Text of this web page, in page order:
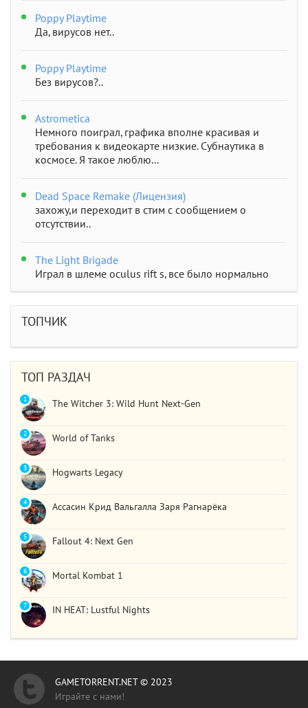
Poppy Playtime
Да, вирусов нет..
Poppy Playtime
Без вирусов?..
Astrometica
Немного поиграл, графика вполне красивая и
требования к видеокарте низкие. Субнаутика в
космосе. Я такое люблю...
Dead Space Remake (Лицензия)
захожу,и переходит в стим с сообщением о
отсутствии..
The Light Brigade
Играл в шлеме oculus rift s, все было нормально
сюжет и..
ТОПЧИК
ТОП РАЗДАЧ
The Witcher 3: Wild Hunt Next-Gen
1
World of Tanks
2
Hogwarts Legacy
3
Ассасин Крид Вальгалла Заря Рагнарёка
4
Fallout 4: Next Gen
5
Mortal Kombat 1
6
IN HEAT: Lustful Nights
7
GAMETORRENT.NET © 2023
Играйте с нами!